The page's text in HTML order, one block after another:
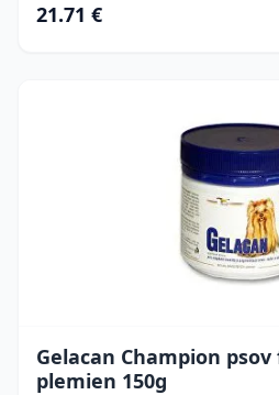
21.71 €
Gelacan Champion
plemien 150g